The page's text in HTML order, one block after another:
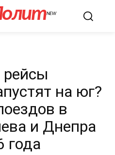
NEW
на юг?
в
и Днепра
года